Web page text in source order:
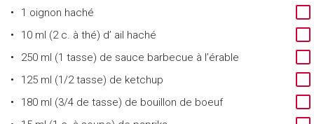
1 oignon haché
10 ml (2 c. à thé) d’ ail haché
250 ml (1 tasse) de sauce barbecue à l’érable
125 ml (1/2 tasse) de ketchup
180 ml (3/4 de tasse) de bouillon de boeuf